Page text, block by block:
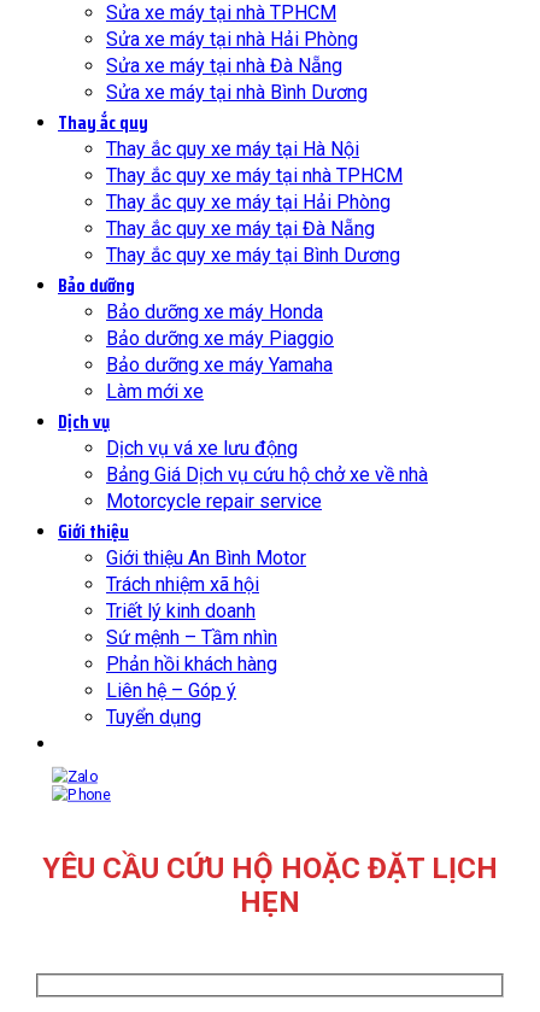
Sửa xe máy tại nhà TPHCM
Sửa xe máy tại nhà Hải Phòng
Sửa xe máy tại nhà Đà Nẵng
Sửa xe máy tại nhà Bình Dương
Thay ắc quy
Thay ắc quy xe máy tại Hà Nội
Thay ắc quy xe máy tại nhà TPHCM
Thay ắc quy xe máy tại Hải Phòng
Thay ắc quy xe máy tại Đà Nẵng
Thay ắc quy xe máy tại Bình Dương
Bảo dưỡng
Bảo dưỡng xe máy Honda
Bảo dưỡng xe máy Piaggio
Bảo dưỡng xe máy Yamaha
Làm mới xe
Dịch vụ
Dịch vụ vá xe lưu động
Bảng Giá Dịch vụ cứu hộ chở xe về nhà
Motorcycle repair service
Giới thiệu
Giới thiệu An Bình Motor
Trách nhiệm xã hội
Triết lý kinh doanh
Sứ mệnh – Tầm nhìn
Phản hồi khách hàng
Liên hệ – Góp ý
Tuyển dụng
YÊU CẦU CỨU HỘ HOẶC ĐẶT LỊCH
HẸN